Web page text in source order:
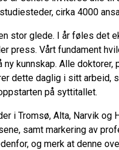
cirka 4000
stor glede. I år føles det
press. Vårt fundament
kunnskap. Alle
dette daglig i sitt arbeid,
på syttitallet.
i Tromsø, Alta, Narvik og
samt markering av
og merk at denne